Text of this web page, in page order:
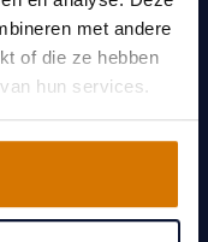
met andere
of die ze hebben
hun services.